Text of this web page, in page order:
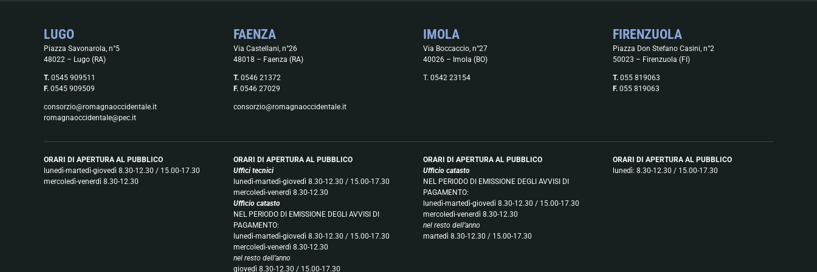
LUGO
Piazza Savonarola, n°5
48022 – Lugo (RA)
T.0545 909511
F.0545 909509
consorzio@romagnaoccidentale.it
romagnaoccidentale@pec.it
FAENZA
Via Castellani, n°26
48018 – Faenza (RA)
T.0546 21372
F.0546 27029
consorzio@romagnaoccidentale.it
IMOLA
Via Boccaccio, n°27
40026 – Imola (BO)
T. 0542 23154
FIRENZUOLA
Piazza Don Stefano Casini, n°2
50023 – Firenzuola (FI)
T.055 819063
F.055 819063
ORARI DI APERTURA AL PUBBLICO
lunedì-martedì-giovedì 8.30-12.30 / 15.00-17.30
mercoledì-venerdì 8.30-12.30
ORARI DI APERTURA AL PUBBLICO
Uffici tecnici
lunedì-martedì-giovedì 8.30-12.30 / 15.00-17.30
mercoledì-venerdì 8.30-12.30
Ufficio catasto
NEL PERIODO DI EMISSIONE DEGLI AVVISI DI
PAGAMENTO:
lunedì-martedì-giovedì 8.30-12.30 / 15.00-17.30
mercoledì-venerdì 8.30-12.30
nel resto dell’anno
giovedì 8.30-12.30 / 15.00-17.30
ORARI DI APERTURA AL PUBBLICO
Ufficio catasto
NEL PERIODO DI EMISSIONE DEGLI AVVISI DI
PAGAMENTO:
lunedì-martedì-giovedì 8.30-12.30 / 15.00-17.30
mercoledì-venerdì 8.30-12.30
nel resto dell’anno
martedì 8.30-12.30 / 15.00-17.30
ORARI DI APERTURA AL PUBBLICO
lunedì: 8.30-12.30 / 15.00-17.30